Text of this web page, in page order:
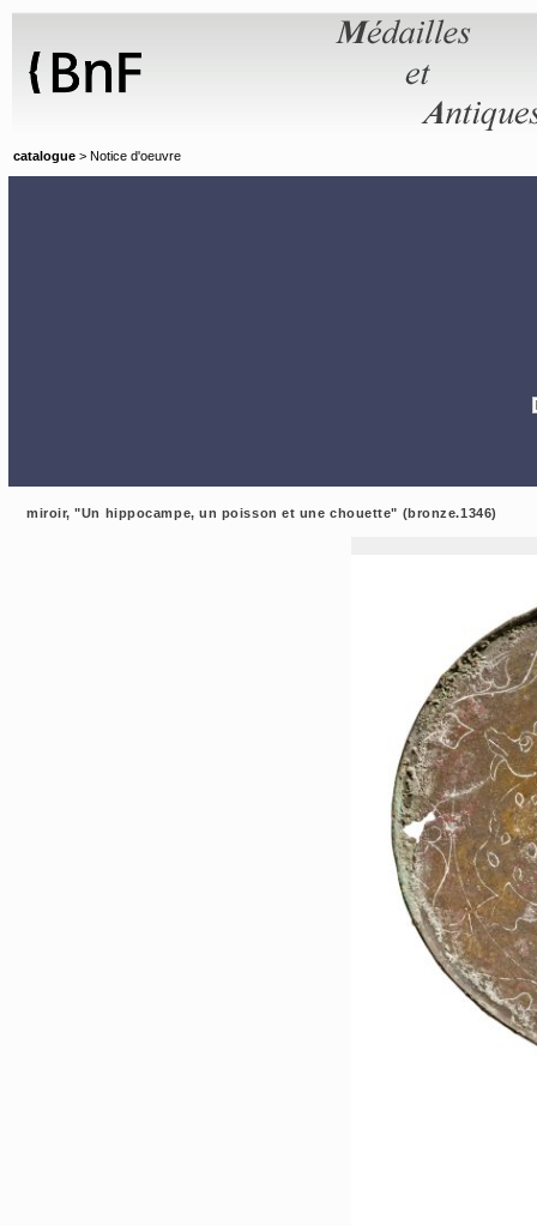
catalogue > Notice d'oeuvre
miroir, "Un hippocampe, un poisson et une chouette" (bronze.1346)